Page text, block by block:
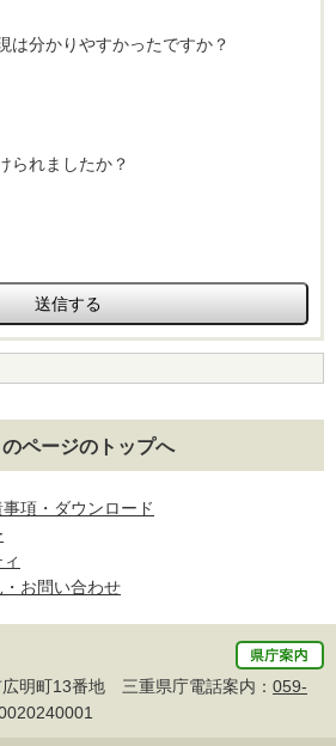
は分かりやすかったですか？
られましたか？
のページのトップへ
項・ダウンロード
お問い合わせ
明町13番地 三重県庁電話案内： 059-